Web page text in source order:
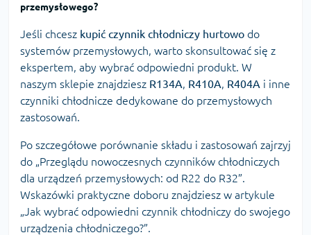
przemysłowego?
Jeśli chcesz kupić czynnik chłodniczy hurtowo do
systemów przemysłowych, warto skonsultować się z
ekspertem, aby wybrać odpowiedni produkt. W
naszym sklepie znajdziesz R134A R410A R404A i inne
czynniki chłodnicze dedykowane do przemysłowych
zastosowań.
Po szczegółowe porównanie składu i zastosowań zajrzyj
do „ Przeglądu nowoczesnych czynników chłodniczych
dla urządzeń przemysłowych: od R22 do R32”.
Wskazówki praktyczne doboru znajdziesz w artykule
Jak wybrać odpowiedni czynnik chłodniczy do swojego
urządzenia chłodniczego?”.